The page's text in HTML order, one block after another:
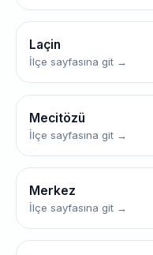
Laçin
İlçe sayfasına git →
Mecitözü
İlçe sayfasına git →
Merkez
İlçe sayfasına git →